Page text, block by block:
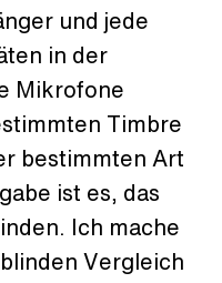
und jede
in der
Mikrofone
Timbre
bestimmten Art
ist es, das
Ich mache
Vergleich